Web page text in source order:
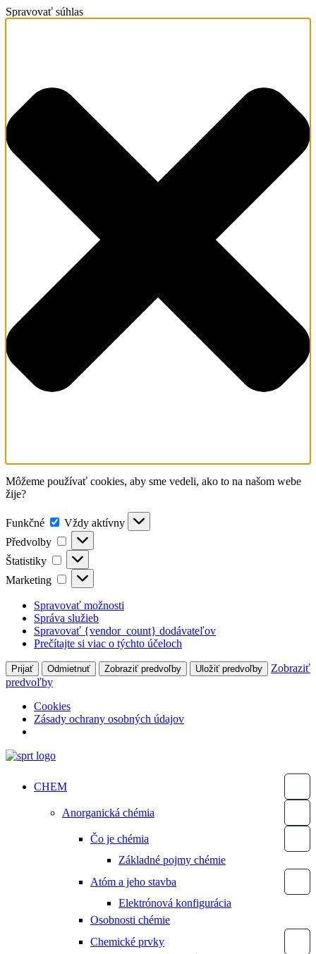
Spravovať súhlas
Môžeme používať cookies, aby sme vedeli, ako to na našom webe
žije?
Funkčné Funkčné
Vždy aktívny
Předvolby
Předvolby
Štatistiky
Štatistiky
Marketing
Marketing
Spravovať možnosti
Správa služieb
Spravovať {vendor_count} dodávateľov
Prečítajte si viac o týchto účeloch
Prijať Odmietnuť Zobraziť predvoľby Uložiť predvoľby
Zobraziť
predvoľby
Cookies
Zásady ochrany osobných údajov
Preskočiť
CHEM
Anorganická chémia
Čo je chémia
Základné pojmy chémie
Atóm a jeho stavba
Elektrónová konfigurácia
Osobnosti chémie
Chemické prvky